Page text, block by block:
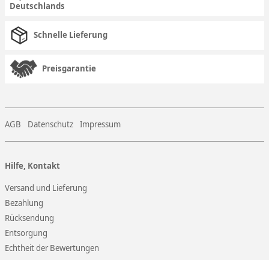
Deutschlands
Schnelle Lieferung
Preisgarantie
AGB Datenschutz Impressum
Hilfe, Kontakt
Versand und Lieferung
Bezahlung
Rücksendung
Entsorgung
Echtheit der Bewertungen